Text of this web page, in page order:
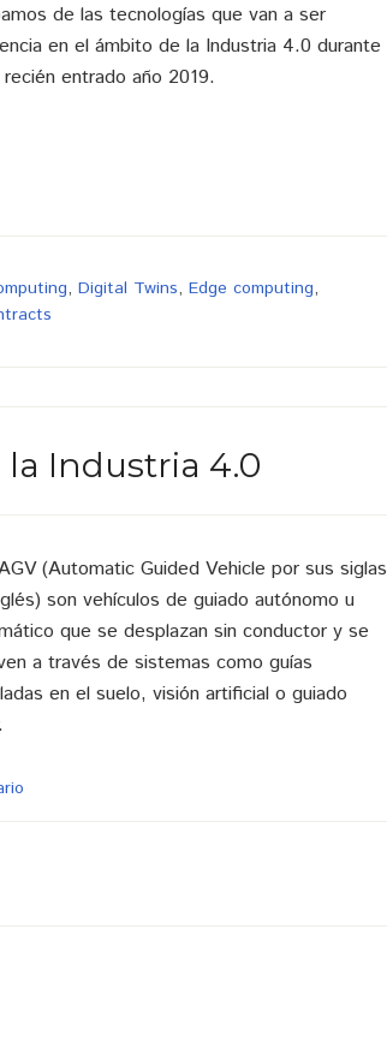
de las tecnologías que van a ser
en el ámbito de la Industria 4.0 durante
entrado año 2019.
, Digital Twins, Edge computing,
la Industria 4.0
(Automatic Guided Vehicle por sus siglas
son vehículos de guiado autónomo u
que se desplazan sin conductor y se
a través de sistemas como guías
en el suelo, visión artificial o guiado